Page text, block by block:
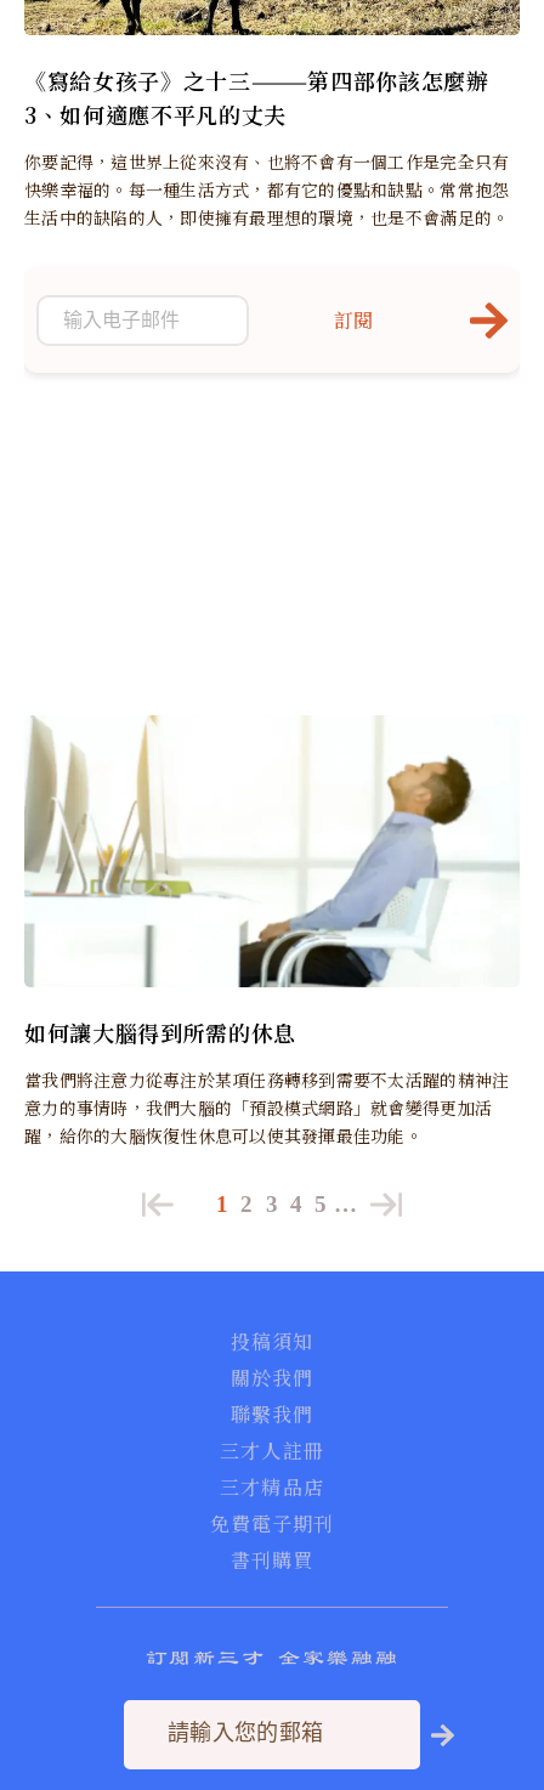
《寫給女孩子》之十三———第四部你該怎麼辦
3、如何適應不平凡的丈夫
你要記得，這世界上從來沒有、也將不會有一個工作是完全只有
快樂幸福的。每一種生活方式，都有它的優點和缺點。常常抱怨
生活中的缺陷的人，即使擁有最理想的環境，也是不會滿足的。
如何讓大腦得到所需的休息
當我們將注意力從專注於某項任務轉移到需要不太活躍的精神注
意力的事情時，我們大腦的「預設模式網路」就會變得更加活
躍，給你的大腦恢復性休息可以使其發揮最佳功能。
訂閱
1 2 3 4 5 …
投稿須知
關於我們
聯繫我們
三才人註冊
三才精品店
免費電子期刊
書刊購買
訂閱新三才 全家樂融融